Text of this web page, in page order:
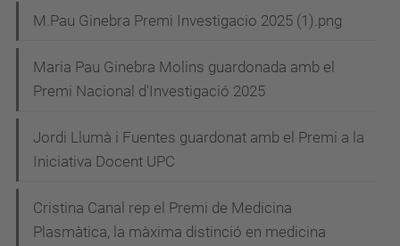
M.Pau Ginebra Premi Investigacio 2025 (1).png
Maria Pau Ginebra Molins guardonada amb el
Premi Nacional d'Investigació 2025
Jordi Llumà i Fuentes guardonat amb el Premi a la
Iniciativa Docent UPC
Cristina Canal rep el Premi de Medicina
Plasmàtica, la màxima distinció en medicina